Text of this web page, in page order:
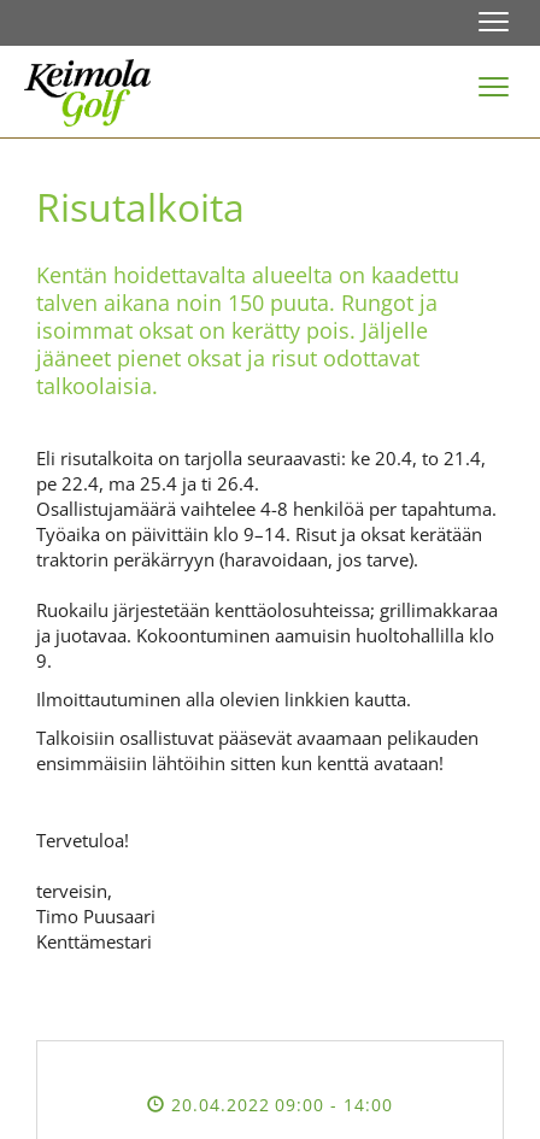
Risutalkoita
Kentän hoidettavalta alueelta on kaadettu
talven aikana noin 150 puuta. Rungot ja
isoimmat oksat on kerätty pois. Jäljelle
jääneet pienet oksat ja risut odottavat
talkoolaisia.
Eli risutalkoita on tarjolla seuraavasti: ke 20.4, to 21.4,
pe 22.4, ma 25.4 ja ti 26.4.
Osallistujamäärä vaihtelee 4-8 henkilöä per tapahtuma.
Työaika on päivittäin klo 9–14. Risut ja oksat kerätään
traktorin peräkärryyn (haravoidaan, jos tarve).
Ruokailu järjestetään kenttäolosuhteissa; grillimakkaraa
ja juotavaa. Kokoontuminen aamuisin huoltohallilla klo
9.
Ilmoittautuminen alla olevien linkkien kautta.
Talkoisiin osallistuvat pääsevät avaamaan pelikauden
ensimmäisiin lähtöihin sitten kun kenttä avataan!
Tervetuloa!
terveisin,
Timo Puusaari
Kenttämestari
20.04.2022 09:00- 14:00